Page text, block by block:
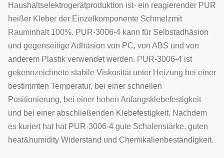
Haushaltselektrogerätproduktion ist- ein reagierender PUR
heißer Kleber der Einzelkomponente Schmelzmit
Rauminhalt 100%. PUR-3006-4 kann für Selbstadhäsion
und gegenseitige Adhäsion von PC, von ABS und von
anderem Plastik verwendet werden. PUR-3006-4 ist
gekennzeichnete stabile Viskosität unter Heizung bei einer
bestimmten Temperatur, bei einer schnellen
Positionierung, bei einer hohen Anfangsklebefestigkeit
und bei einer abschließenden Klebefestigkeit. Nachdem
es kuriert hat hat PUR-3006-4 gute Schalenstärke, guten
heat&humidity Widerstand und Chemikalienbeständigkeit.